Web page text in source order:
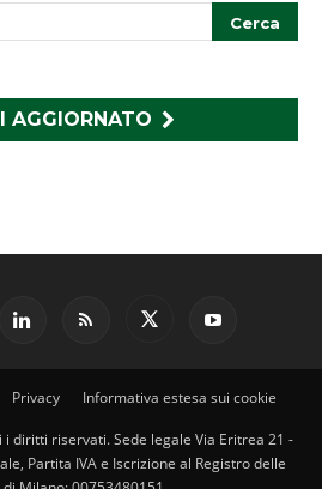
AGGIORNATO
Privacy Informativa estesa sui cookie
diritti riservati. Sede legale Via Eritrea 21 -
Partita IVA e Iscrizione al Registro delle